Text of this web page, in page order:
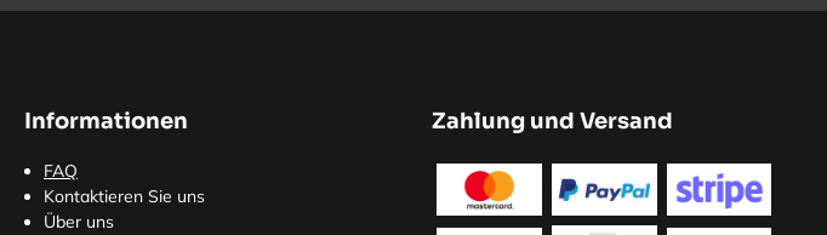
Informationen
FAQ
Kontaktieren Sie uns
Über uns
Zahlung und Versand